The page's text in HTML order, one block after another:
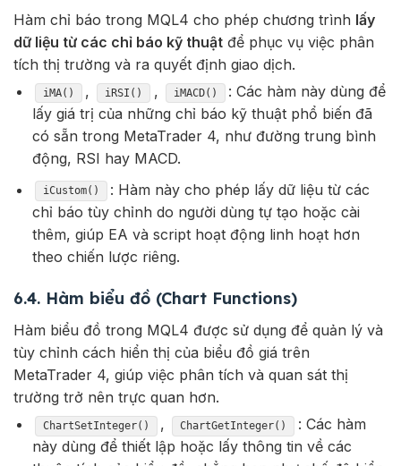
Hàm chỉ báo trong MQL4 cho phép chương trình lấy
dữ liệu từ các chỉ báo kỹ thuật để phục vụ việc phân
tích thị trường và ra quyết định giao dịch.
iMA() , iRSI() , iMACD()
: Các hàm này dùng để
lấy giá trị của những chỉ báo kỹ thuật phổ biến đã
có sẵn trong MetaTrader 4, như đường trung bình
động, RSI hay MACD.
iCustom()
: Hàm này cho phép lấy dữ liệu từ các
chỉ báo tùy chỉnh do người dùng tự tạo hoặc cài
thêm, giúp EA và script hoạt động linh hoạt hơn
theo chiến lược riêng.
6.4. Hàm biểu đồ (Chart Functions)
Hàm biểu đồ trong MQL4 được sử dụng để quản lý và
tùy chỉnh cách hiển thị của biểu đồ giá trên
MetaTrader 4, giúp việc phân tích và quan sát thị
trường trở nên trực quan hơn.
ChartSetInteger() , ChartGetInteger()
: Các hàm
này dùng để thiết lập hoặc lấy thông tin về các